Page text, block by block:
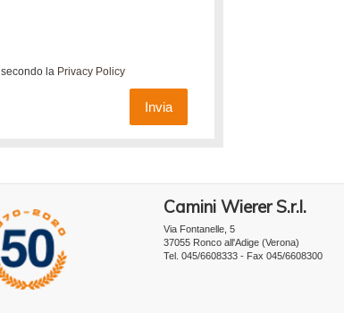
la Privacy Policy
Invia
Camini Wierer S.r.l.
Via Fontanelle, 5
37055 Ronco all'Adige (Verona)
Tel. 045/6608333 - Fax 045/6608300